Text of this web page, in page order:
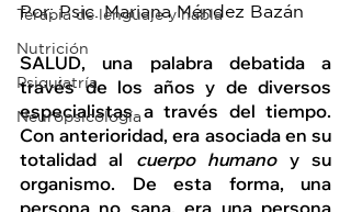
Terapia de lenguaje y habla
Nutrición
Psiquiatría
Neuropsicología
Por: Psic. Mariana Méndez Bazán
SALUD, una palabra debatida a
través de los años y de diversos
especialistas a través del tiempo.
Con anterioridad, era asociada en su
totalidad al cuerpo humano y su
organismo. De esta forma, una
persona no sana, era una persona